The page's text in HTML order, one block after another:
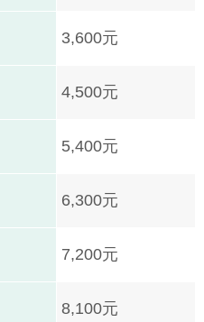
16,200元
3,600元
4,500元
5,400元
6,300元
7,200元
8,100元